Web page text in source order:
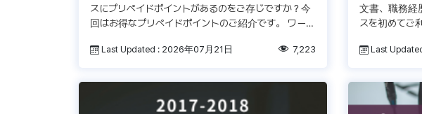
スにプリペイドポイントがあるのをご存じですか？今
回はお得なプリペイドポイントのご紹介です。 ワード
ご利用いただけるポイントで […]
Last Updated : 2026年07月21日 7,223
文書、職務経
スを初めてご
機会にぜひお
Last